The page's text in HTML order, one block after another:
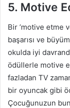
5. Motive
Bir ‘motive etme
başarısı ve
okulda iyi
ödüllerle motive
fazladan TV
bir oyuncak gibi
Çocuğunuzun